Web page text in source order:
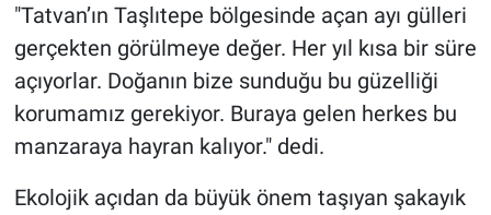
"Tatvan’ın Taşlıtepe bölgesinde açan ayı gülleri
gerçekten görülmeye değer. Her yıl kısa bir süre
açıyorlar. Doğanın bize sunduğu bu güzelliği
korumamız gerekiyor. Buraya gelen herkes bu
manzaraya hayran kalıyor." dedi.
Ekolojik açıdan da büyük önem taşıyan şakayık